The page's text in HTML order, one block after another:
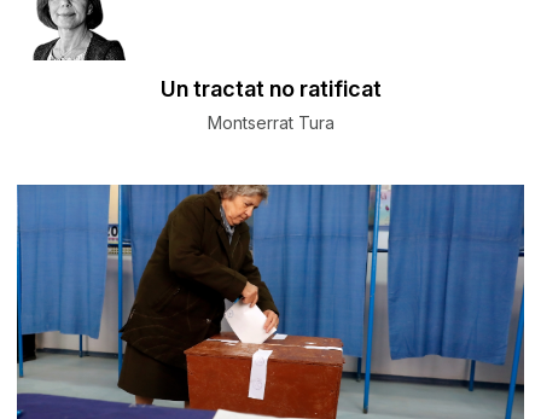
Un tractat no ratificat
Montserrat Tura